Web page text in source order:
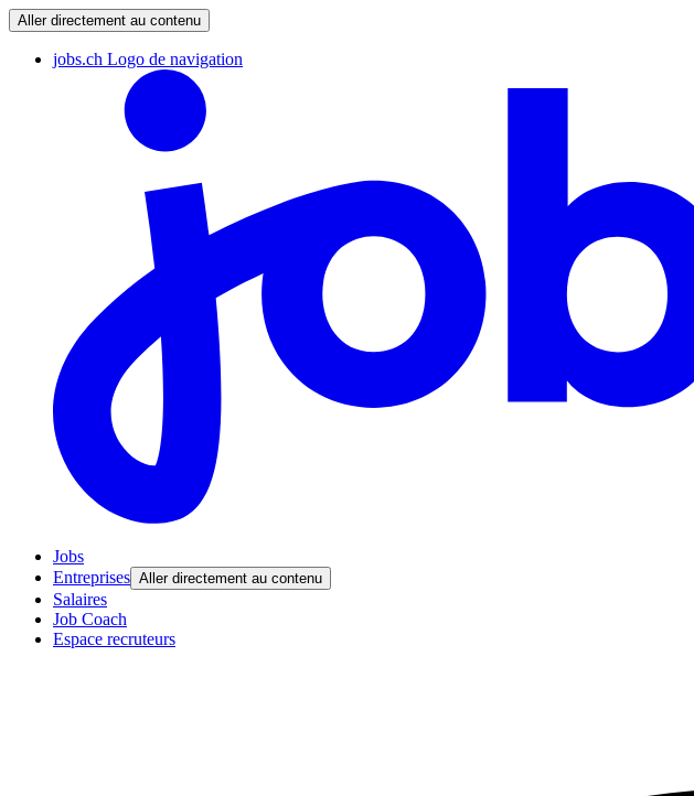
Aller directement au contenu
jobs.ch Logo de navigation
Jobs
Entreprises Aller directement au contenu
Salaires
Job Coach
Espace recruteurs